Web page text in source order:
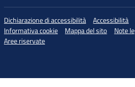
Dichiarazione di accessibilità Accessibilità
Informativa cookie
Mappa del sito Note
Aree riservate